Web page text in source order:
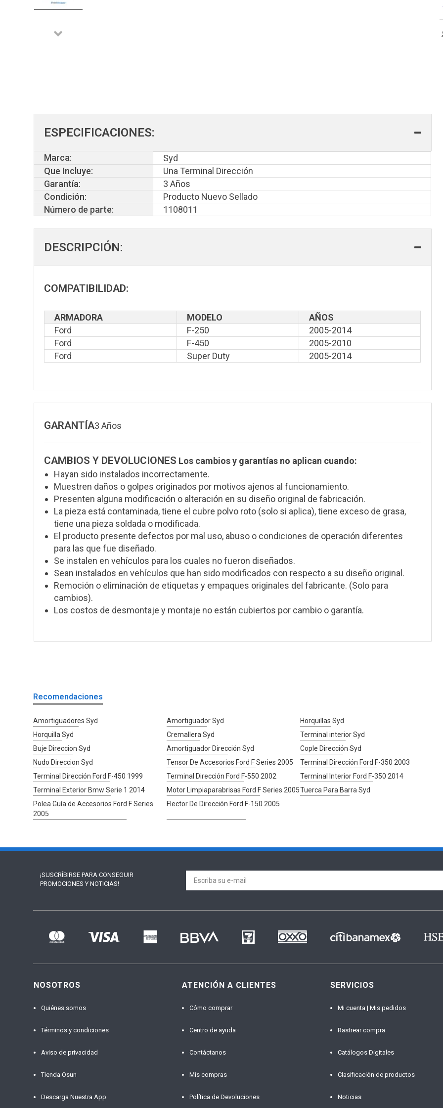
ESPECIFICACIONES:
Marca:
Syd
Que Incluye:
Una Terminal Dirección
Garantía:
3 Años
Condición:
Producto Nuevo Sellado
Número de parte:
1108011
DESCRIPCIÓN:
COMPATIBILIDAD:
ARMADORA MODELO
AÑOS
Ford
F-250
2005-2014
Ford
F-450
2005-2010
Ford
Super Duty 2005-2014
GARANTÍA3 Años
CAMBIOS Y DEVOLUCIONES Los cambios y garantías no aplican cuando:
Hayan sido instalados incorrectamente.
Muestren daños o golpes originados por motivos ajenos al funcionamiento.
Presenten alguna modificación o alteración en su diseño original de fabricación.
La pieza está contaminada, tiene el cubre polvo roto (solo si aplica), tiene exceso de grasa,
tiene una pieza soldada o modificada.
El producto presente defectos por mal uso, abuso o condiciones de operación diferentes
para las que fue diseñado.
Se instalen en vehículos para los cuales no fueron diseñados.
Sean instalados en vehículos que han sido modificados con respecto a su diseño original.
Remoción o eliminación de etiquetas y empaques originales del fabricante. (Solo para
cambios).
Los costos de desmontaje y montaje no están cubiertos por cambio o garantía.
Recomendaciones
Amortiguadores Syd Amortiguador Syd
Horquillas Syd
Horquilla Syd
Cremallera Syd
Terminal interior Syd
Buje Direccion Syd
Amortiguador Dirección Syd
Cople Dirección Syd
Nudo Direccion Syd
Tensor De Accesorios Ford F Series 2005
Terminal Dirección Ford F-350 2003
Terminal Dirección Ford F-450 1999
Terminal Dirección Ford F-550 2002
Terminal Interior Ford F-350 2014
Terminal Exterior Bmw Serie 1 2014
Motor Limpiaparabrisas Ford F Series 2005Tuerca Para Barra Syd
Polea Guía de Accesorios Ford F Series
2005
Flector De Dirección Ford F-150 2005
¡SUSCRÍBIRSE PARA CONSEGUIR
PROMOCIONES Y NOTICIAS!
NOSOTROS
Quiénes somos
Términos y condiciones
Aviso de privacidad
Tienda Osun
Descarga Nuestra App
ATENCIÓN A CLIENTES
Cómo comprar
Centro de ayuda
Contáctanos
Mis compras
Política de Devoluciones
SERVICIOS
Mi cuenta | Mis pedidos
Rastrear compra
Catálogos Digitales
Clasificación de productos
Noticias